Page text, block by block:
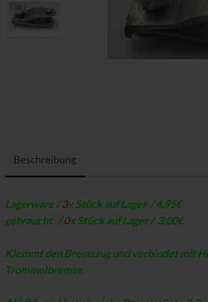
Beschreibung
Lagerware /3x Stück auf Lager / 4,95€
gebraucht /0x Stück auf Lager / 3,00€
Klemmt den Bremszug und verbindet mit
Trommelbremse.